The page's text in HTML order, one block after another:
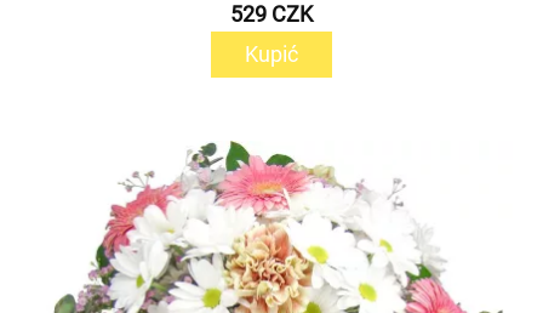
529 CZK
Kupić